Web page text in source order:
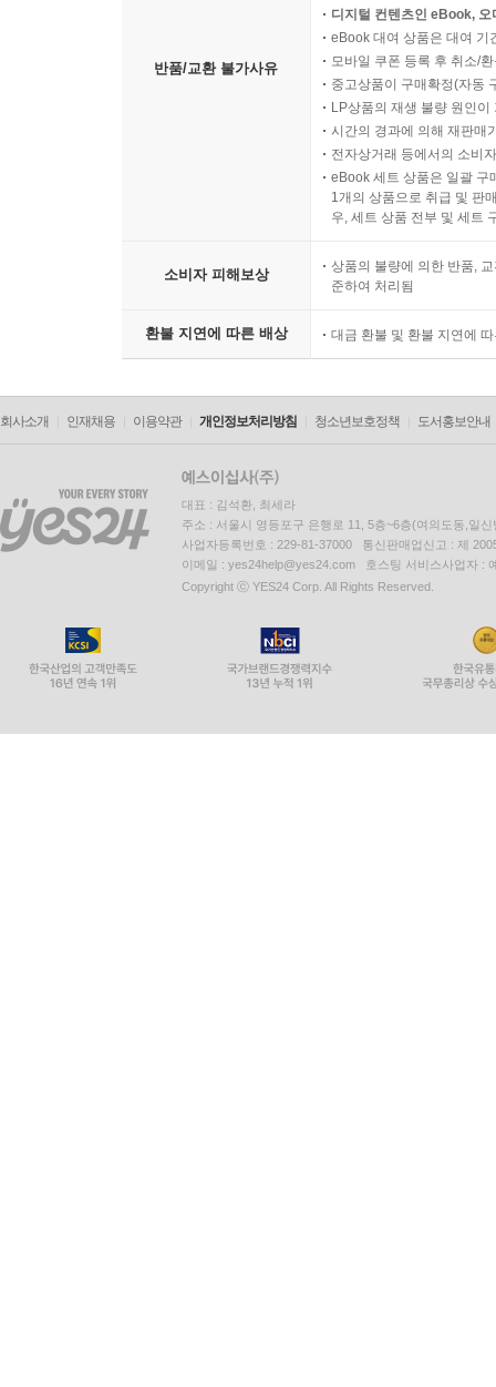
반품/교환 불가사유
디지털 컨텐츠인 eBook,
eBook 대여 상품은 대여 기
모바일 쿠폰 등록 후 취소/
중고상품이 구매확정(자동
LP상품의 재생 불량 원인
시간의 경과에 의해 재판매
전자상거래 등에서의 소비
eBook 세트 상품은 일괄 구
1개의 상품으로 취급 및 판
우, 세트 상품 전부 및 세트
소비자 피해보상
상품의 불량에 의한 반품,
준하여 처리됨
환불 지연에 따른 배상 대금 환불 및 환불 지연에
회사소개 인재채용 이용약관 개인정보처리방침 청소년보호정책 도서홍보안내
대표 : 김석환, 최세라
주소 : 서울시 영등포구 은행로 11, 5층~6층(여의도동,일신
사업자등록번호 : 229-81-37000 통신판매업신고 : 제
이메일 : yes24help@yes24.com 호스팅 서비스사업자 :
Copyright ⓒ YES24 Corp. All Rights Reserved.